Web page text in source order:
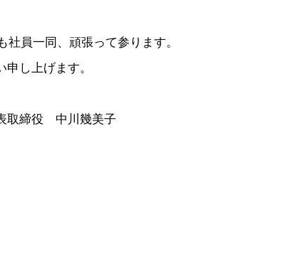
社員一同、頑張って参ります。
し上げます。
取締役 中川幾美子